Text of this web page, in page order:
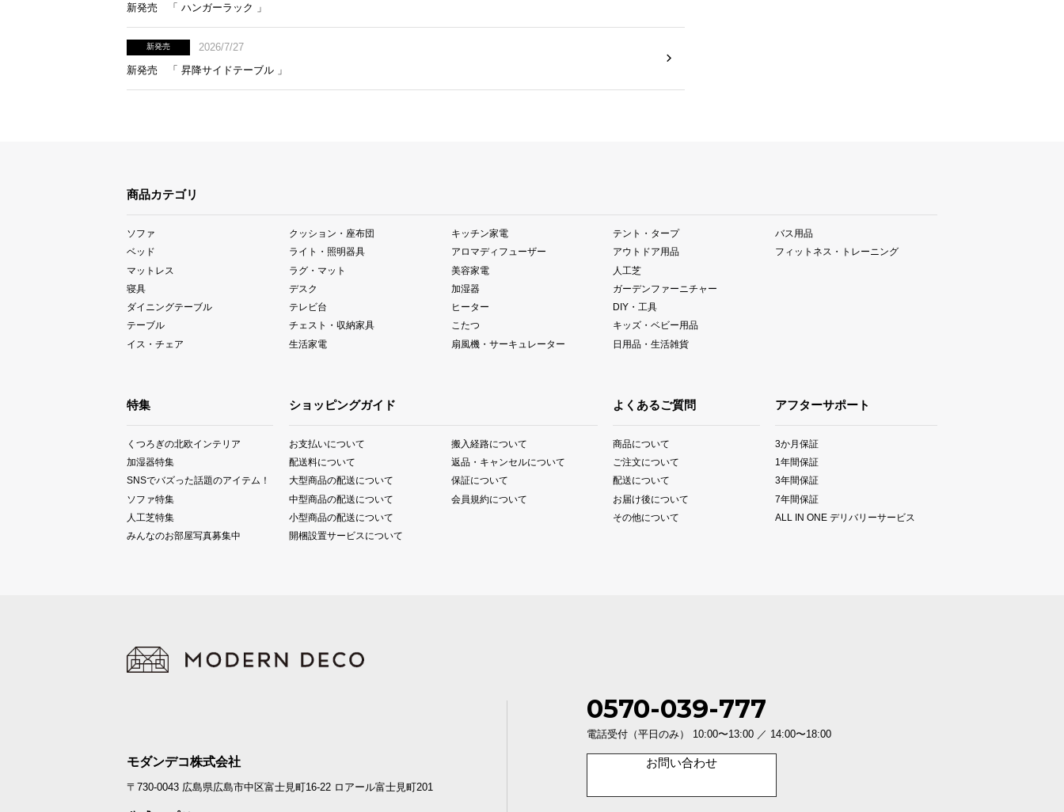
新発売 「 ハンガーラック 」
新発売
2026/7/27
新発売 「 昇降サイドテーブル 」
商品カテゴリ
ソファ
ベッド
マットレス
寝具
ダイニングテーブル
テーブル
イス・チェア
クッション・座布団
ライト・照明器具
ラグ・マット
デスク
テレビ台
チェスト・収納家具
生活家電
キッチン家電
アロマディフューザー
美容家電
加湿器
ヒーター
こたつ
扇風機・サーキュレーター
テント・タープ
アウトドア用品
人工芝
ガーデンファーニチャー
DIY・工具
キッズ・ベビー用品
日用品・生活雑貨
バス用品
フィットネス・トレーニング
特集
くつろぎの北欧インテリア
加湿器特集
SNSでバズった話題のアイテム！
ソファ特集
人工芝特集
みんなのお部屋写真募集中
ショッピングガイド
お支払いについて
配送料について
大型商品の配送について
中型商品の配送について
小型商品の配送について
開梱設置サービスについて
搬入経路について
返品・キャンセルについて
保証について
会員規約について
よくあるご質問
商品について
ご注文について
配送について
お届け後について
その他について
アフターサポート
3か月保証
1年間保証
3年間保証
7年間保証
ALL IN ONE デリバリーサービス
モダンデコ株式会社
〒730-0043 広島県広島市中区富士見町16-22 ロアール富士見町201
お問い合わせ
0570-039-777
電話受付（平日のみ） 10:00〜13:00 ／ 14:00〜18:00